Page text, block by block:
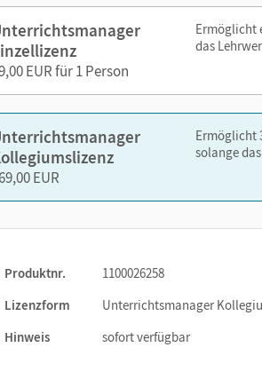
Hilfen für fachfremd
oder über die Cornelsen Lernen
EUR für 1 Person
Ermöglicht
das
EUR
Ermöglicht
solange
Produktnr.
1100026258
Lizenzform
Unterrichtsmanager
Hinweis
sofort verfügbar